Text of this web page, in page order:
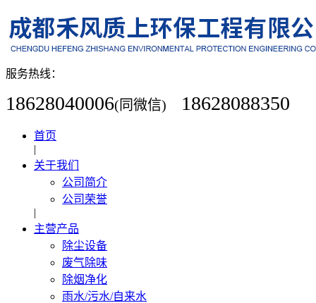
服务热线：
18628040006(同微信) 18628088350
首页
|
关于我们
公司简介
公司荣誉
|
主营产品
除尘设备
废气除味
除烟净化
雨水/污水/自来水